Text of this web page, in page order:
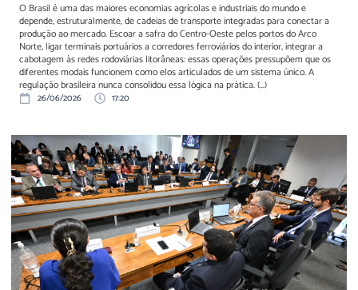
O Brasil é uma das maiores economias agrícolas e industriais do mundo e
depende, estruturalmente, de cadeias de transporte integradas para conectar a
produção ao mercado. Escoar a safra do Centro-Oeste pelos portos do Arco
Norte, ligar terminais portuários a corredores ferroviários do interior, integrar a
cabotagem às redes rodoviárias litorâneas: essas operações pressupõem que os
diferentes modais funcionem como elos articulados de um sistema único. A
regulação brasileira nunca consolidou essa lógica na prática. (...)
26/06/2026 17:20
O orçamento das agências
reguladoras como variável
de risco para
investimentos em
infraestrutura